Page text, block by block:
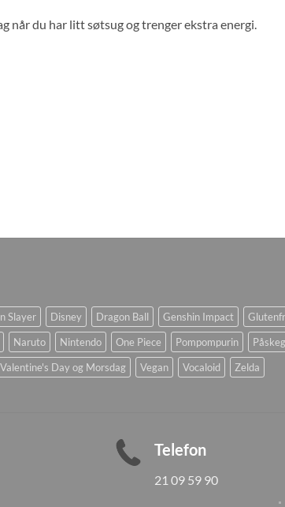
når du har litt søtsug og trenger ekstra energi.
Slayer Disney Dragon Ball Genshin Impact
Naruto Nintendo One Piece Pompompurin
Valentine's Day og Morsdag Vegan Vocaloid Zelda
Telefon
21 09 59 90